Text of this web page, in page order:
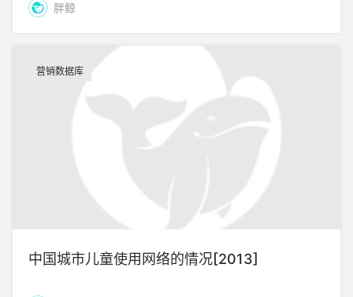
胖鲸
营销数据库
中国城市儿童使用网络的情况[2013]